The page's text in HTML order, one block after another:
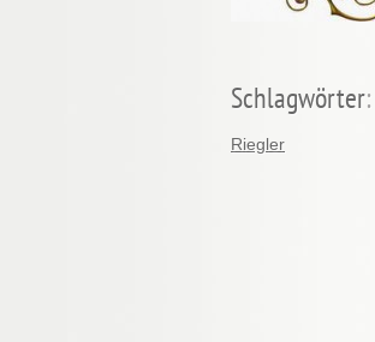
Schlagwörter:
Riegler